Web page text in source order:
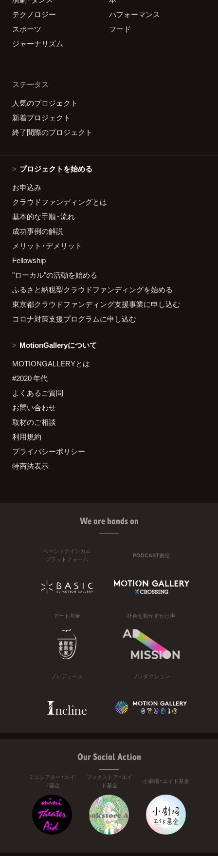
テクノロジー
パフォーマンス
スポーツ
フード
ジャーナリズム
ステータス
人気のプロジェクト
新着プロジェクト
終了間際のプロジェクト
プロジェクトを始める
お申込み
クラウドファンディングとは
基本的な手順・流れ
成功事例の解説
メリット・デメリット
Fellowship
"ローカル"の活動を始める
ふるさと納税型クラウドファンディングを始める
東京都クラウドファンディング支援事業に申し込む
コロナ対策支援プログラムに申し込む
MotionGalleryについて
MOTIONGALLERYとは
#2020 年代
よくあるご質問
お問い合わせ
取材のご相談
利用規約
プライバシーポリシー
特商法表示
We are hands on
ベーシックインカム
プラットフォーム
PODCAST番組
アート基金 社会を動かすかけ声
プロデュース プロダクション
Our Social Action
ミニシアター・エイ
ド基金
ブックストア・エイ
ド基金
小劇場・エイド基金